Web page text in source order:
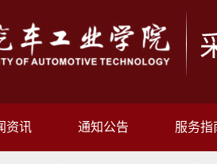
资讯 通知公告 服务指